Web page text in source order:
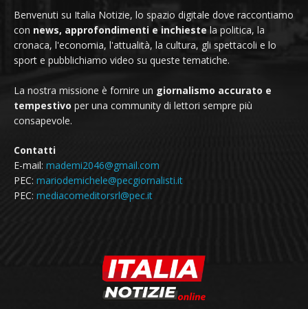
Benvenuti su Italia Notizie, lo spazio digitale dove raccontiamo
con news, approfondimenti e inchieste la politica, la
cronaca, l'economia, l'attualità, la cultura, gli spettacoli e lo
sport e pubblichiamo video su queste tematiche.
La nostra missione è fornire un giornalismo accurato e
tempestivo per una community di lettori sempre più
consapevole.
Contatti
E-mail: mademi2046@gmail.com
PEC: mariodemichele@pecgiornalisti.it
PEC: mediacomeditorsrl@pec.it